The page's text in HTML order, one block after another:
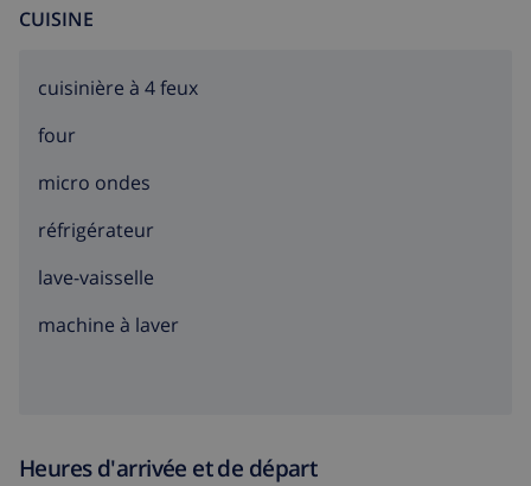
CUISINE
cuisinière à 4 feux
four
micro ondes
réfrigérateur
lave-vaisselle
machine à laver
Heures d'arrivée et de départ